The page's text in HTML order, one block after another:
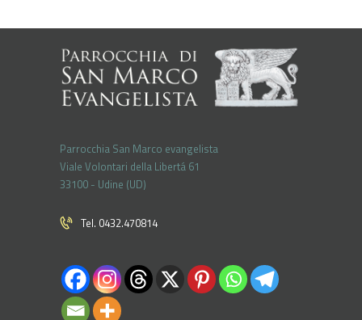
Parrocchia San Marco evangelista
Viale Volontari della Libertá 61
33100 - Udine (UD)
Tel. 0432.470814